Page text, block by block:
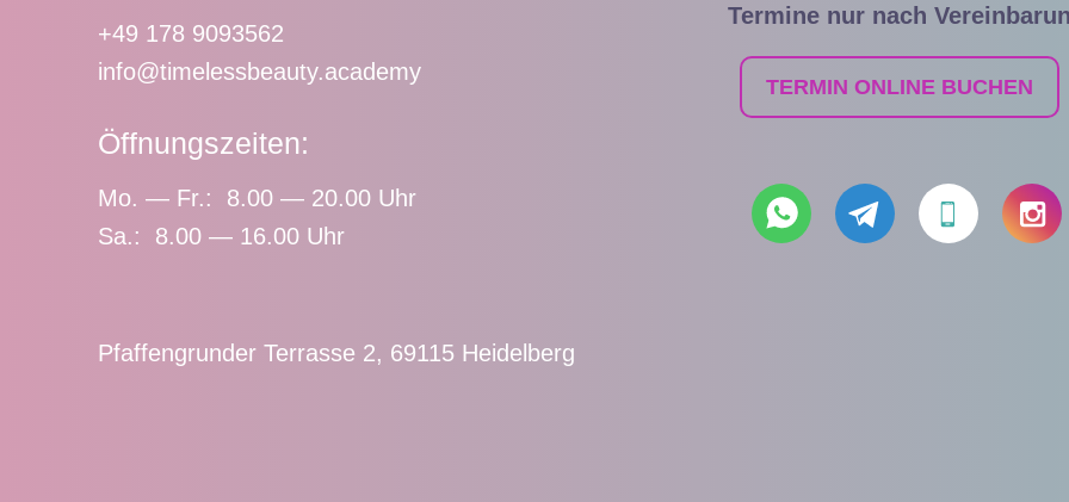
+49 178 9093562
info@timelessbeauty.academy
Öffnungszeiten:
Mo. — Fr.: 8.00 — 20.00 Uhr
Sa.: 8.00 — 16.00 Uhr
Termine nur nach
TERMIN ONLINE BUCHEN
Pfaffengrunder Terrasse 2, 69115 Heidelberg